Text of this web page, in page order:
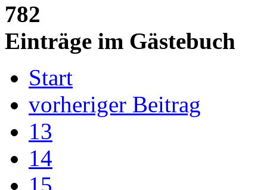
782
Einträge im Gästebuch
Start
vorheriger Beitrag
13
14
15